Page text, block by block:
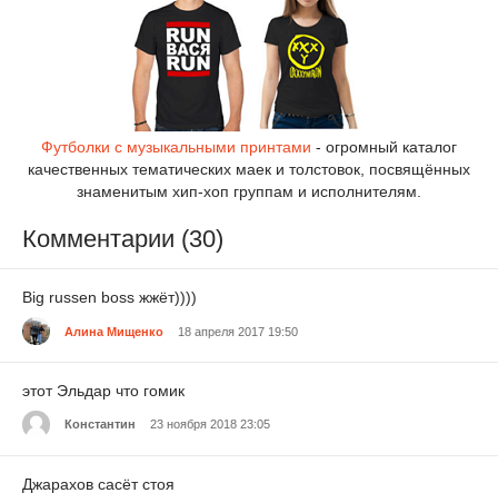
Футболки с музыкальными принтами - огромный каталог
качественных тематических маек и толстовок, посвящённых
знаменитым хип-хоп группам и исполнителям.
Комментарии (30)
Big russen boss жжёт))))
Алина Мищенко 18 апреля 2017 19:50
этот Эльдар что гомик
Константин 23 ноября 2018 23:05
Джарахов сасёт стоя